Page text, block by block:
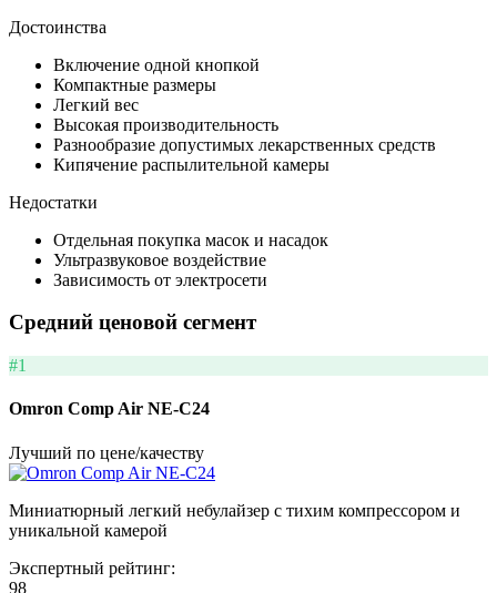
Достоинства
Включение одной кнопкой
Компактные размеры
Легкий вес
Высокая производительность
Разнообразие допустимых лекарственных средств
Кипячение распылительной камеры
Недостатки
Отдельная покупка масок и насадок
Ультразвуковое воздействие
Зависимость от электросети
Средний ценовой сегмент
#1
Omron Comp Air NE-C24
Лучший по цене/качеству
Миниатюрный легкий небулайзер с тихим компрессором и
уникальной камерой
Экспертный рейтинг:
98